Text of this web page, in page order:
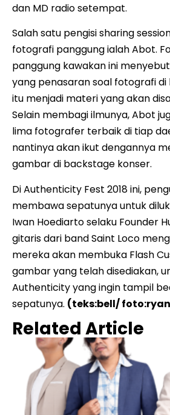
dan MD radio setempat.
Salah satu pengisi sharing
fotografi panggung ialah Abot.
panggung kawakan ini
yang penasaran soal fotografi di
itu menjadi materi yang akan
Selain membagi ilmunya, Abot
lima fotografer terbaik di tiap
nantinya akan ikut dengannya
gambar di backstage konser.
Di Authenticity Fest 2018 ini,
membawa sepatunya untuk
Iwan Hoediarto selaku Founder
gitaris dari band Saint Loco
mereka akan membuka Flash
gambar yang telah disediakan,
Authenticity yang ingin tampil
sepatunya. (teks:bell/
Related Article